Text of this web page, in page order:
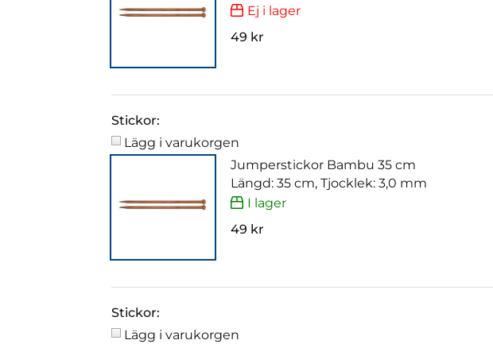
Ej i lager
49 kr
Stickor:
Lägg i varukorgen
Jumperstickor Bambu 35 cm
Längd: 35 cm, Tjocklek: 3,0 mm
I lager
49 kr
Stickor:
Lägg i varukorgen